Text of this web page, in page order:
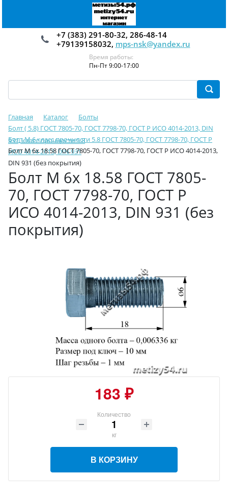
+7 (383) 291-80-32, 286-48-14
+79139158032, mps-nsk@yandex.ru
Время работы:
Пн-Пт 9:00-17:00
Главная Каталог
Болты
Болт ( 5.8) ГОСТ 7805-70, ГОСТ 7798-70, ГОСТ Р ИСО 4014-2013, DIN
931, класс прочности 5.8
Болт М 6 класс прочности 5.8 ГОСТ 7805-70, ГОСТ 7798-70, ГОСТ Р
ИСО 4014-2013, DIN 931
Болт М 6х 18.58 ГОСТ 7805-70, ГОСТ 7798-70, ГОСТ Р ИСО 4014-2013,
DIN 931 (без покрытия)
Болт М 6х 18.58 ГОСТ 7805-
70, ГОСТ 7798-70, ГОСТ Р
ИСО 4014-2013, DIN 931 (без
покрытия)
183 ₽
Количество
кг
В КОРЗИНУ